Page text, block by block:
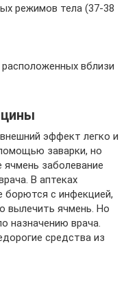
режимов тела (37-38
вблизи
эффект легко и
заварки, но
заболевание
В аптеках
борются с инфекцией,
вылечить ячмень. Но
назначению врача.
средства из